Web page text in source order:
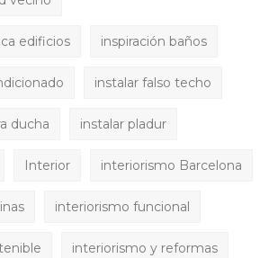
edificios inspiración baños
instalar falso techo
ducha instalar pladur
Interior interiorismo Barcelona
interiorismo funcional
interiorismo y reformas